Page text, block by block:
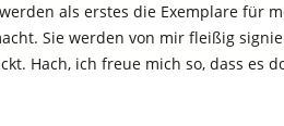
als erstes die Exemplare für
Sie werden von mir fleißig
Hach, ich freue mich so, dass es